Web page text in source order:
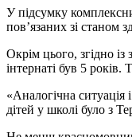
У підсумку
пов’язаних зі станом
Окрім цього, згідно
інтернаті був 5
«Аналогічна
дітей у школі було з